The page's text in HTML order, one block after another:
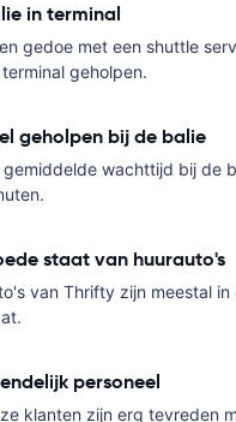
in terminal
gedoe met een shuttle
geholpen.
geholpen bij de balie
gemiddelde wachttijd bij de
staat van huurauto's
van Thrifty zijn meestal
personeel
klanten zijn erg tevreden